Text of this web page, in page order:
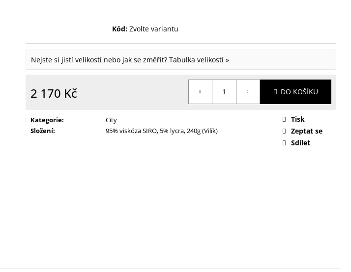
Kód: Zvolte variantu
Nejste si jistí velikostí nebo jak se změřit? Tabulka velikostí »
2 170 Kč DO KOŠÍKU
Kategorie:
City
Složení: 95% viskóza SIRO, 5% lycra, 240g (Vilík)
Tisk
Zeptat se
Sdílet